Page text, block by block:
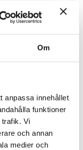
Om
anpassa innehållet
funktioner
Vi
och annan
medier och